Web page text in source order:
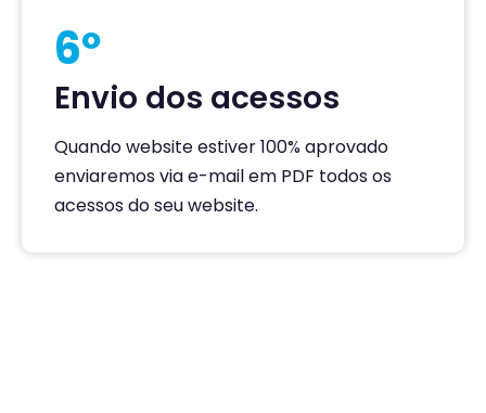
6º
Envio dos acessos
Quando website estiver 100% aprovado
enviaremos via e-mail em PDF todos os
acessos do seu website.